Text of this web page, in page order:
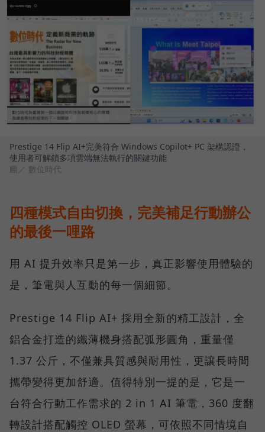
Prestige 14 Flip AI+完美符合 Windows Copilot+ PC 架構認證，
使用者可解鎖多項雲端無法執行的關鍵功能
圖／ 數位時代
四種模式自由切換，完美補足行動辦公
的最後一哩路
用 AI 提升效率只是第一步，真正影響使用體驗的
是，筆電與人互動的每一個細節。
Prestige 14 Flip AI+ 採用全新的精工設計，全
鋁合金打造的纖薄機身搭配弧形圓角，重量僅
1.37 公斤，不僅兼具質感與耐用性，更讓長時間
攜帶變得更加舒適。值得特別一提的是，它是一
台符合行動工作需求的 2 in 1 AI 筆電，360 度翻
轉設計搭配觸控 OLED 螢幕，可依照不同情境自